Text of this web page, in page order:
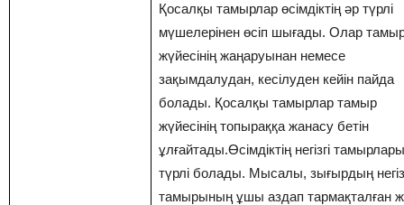
Қосалқы тамырлар өсімдіктің әр түрлі
мүшелерінен өсіп шығады. Олар
жүйесінің жаңаруынан немесе
зақымдалудан, кесілуден кейін пайда
болады. Қосалқы тамырлар тамыр
жүйесінің топыраққа жанасу бетін
ұлғайтады.Өсімдіктің негізгі
түрлі болады. Мысалы, зығырдың
тамырының ұшы аздап тармақталған